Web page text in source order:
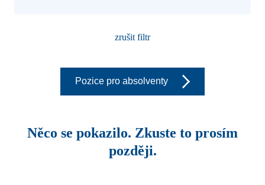
zrušit filtr
Pozice pro absolventy
Něco se pokazilo. Zkuste to prosím
později.